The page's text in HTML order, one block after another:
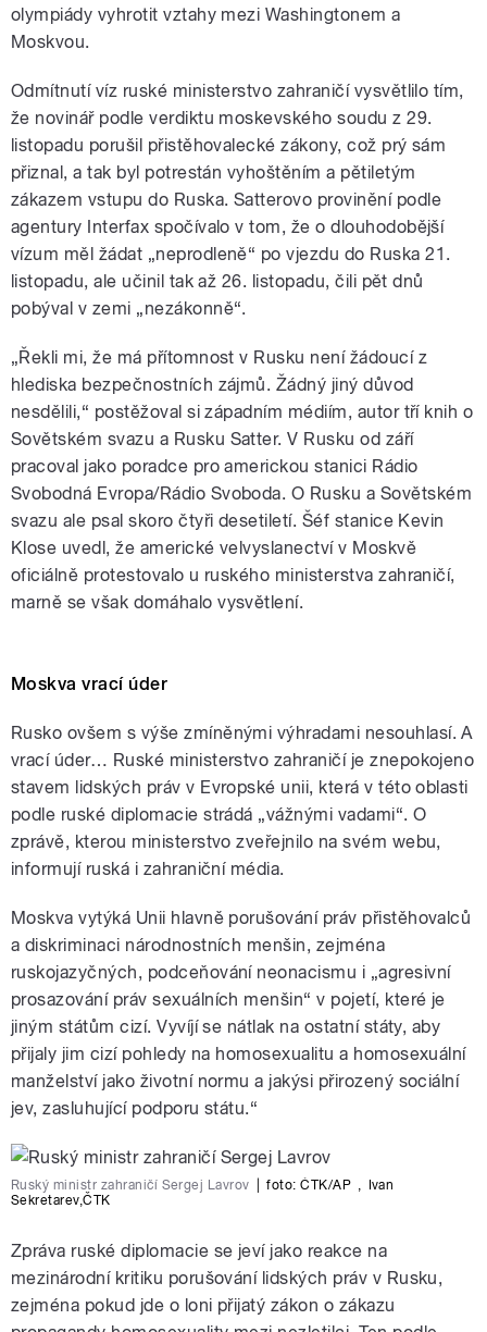
olympiády vyhrotit vztahy mezi Washingtonem a
Moskvou.
Odmítnutí víz ruské ministerstvo zahraničí vysvětlilo tím,
že novinář podle verdiktu moskevského soudu z 29.
listopadu porušil přistěhovalecké zákony, což prý sám
přiznal, a tak byl potrestán vyhoštěním a pětiletým
zákazem vstupu do Ruska. Satterovo provinění podle
agentury Interfax spočívalo v tom, že o dlouhodobější
vízum měl žádat „neprodleně“ po vjezdu do Ruska 21.
listopadu, ale učinil tak až 26. listopadu, čili pět dnů
pobýval v zemi „nezákonně“.
„Řekli mi, že má přítomnost v Rusku není žádoucí z
hlediska bezpečnostních zájmů. Žádný jiný důvod
nesdělili,“ postěžoval si západním médiím, autor tří knih o
Sovětském svazu a Rusku Satter. V Rusku od září
pracoval jako poradce pro americkou stanici Rádio
Svobodná Evropa/Rádio Svoboda. O Rusku a Sovětském
svazu ale psal skoro čtyři desetiletí. Šéf stanice Kevin
Klose uvedl, že americké velvyslanectví v Moskvě
oficiálně protestovalo u ruského ministerstva zahraničí,
marně se však domáhalo vysvětlení.
Moskva vrací úder
Rusko ovšem s výše zmíněnými výhradami nesouhlasí. A
vrací úder… Ruské ministerstvo zahraničí je znepokojeno
stavem lidských práv v Evropské unii, která v této oblasti
podle ruské diplomacie strádá „vážnými vadami“. O
zprávě, kterou ministerstvo zveřejnilo na svém webu,
informují ruská i zahraniční média.
Moskva vytýká Unii hlavně porušování práv přistěhovalců
a diskriminaci národnostních menšin, zejména
ruskojazyčných, podceňování neonacismu i „agresivní
prosazování práv sexuálních menšin“ v pojetí, které je
jiným státům cizí. Vyvíjí se nátlak na ostatní státy, aby
přijaly jim cizí pohledy na homosexualitu a homosexuální
manželství jako životní normu a jakýsi přirozený sociální
jev, zasluhující podporu státu.“
Ruský ministr zahraničí Sergej Lavrov foto: ČTK/AP ,
Ivan
Sekretarev,ČTK
Zpráva ruské diplomacie se jeví jako reakce na
mezinárodní kritiku porušování lidských práv v Rusku,
zejména pokud jde o loni přijatý zákon o zákazu